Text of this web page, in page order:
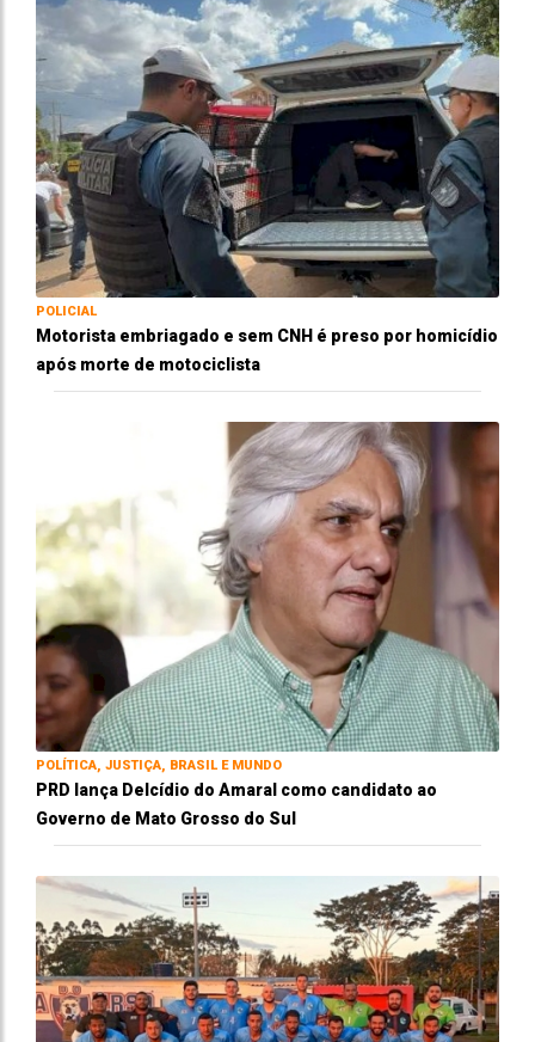
POLICIAL
Motorista embriagado e sem CNH é preso por homicídio
após morte de motociclista
POLÍTICA, JUSTIÇA, BRASIL E MUNDO
PRD lança Delcídio do Amaral como candidato ao
Governo de Mato Grosso do Sul